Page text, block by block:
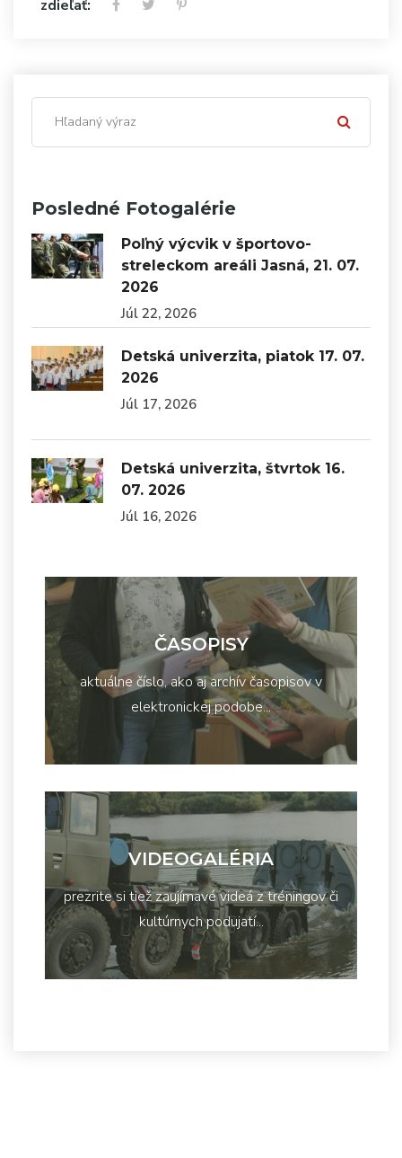
zdieľať:
Posledné Fotogalérie
Poľný výcvik v športovo-
streleckom areáli Jasná, 21. 07.
2026
Júl 22, 2026
Detská univerzita, piatok 17. 07.
2026
Júl 17, 2026
Detská univerzita, štvrtok 16.
07. 2026
Júl 16, 2026
ČASOPISY
aktuálne číslo, ako aj archív časopisov v
elektronickej podobe...
VIDEOGALÉRIA
prezrite si tiež zaujímavé videá z tréningov či
kultúrnych podujatí...